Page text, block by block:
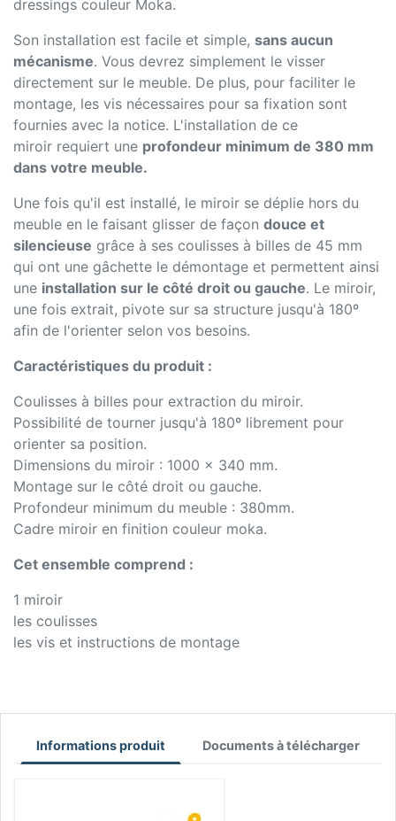
dressings couleur Moka.
Son installation est facile et simple, sans aucun
mécanisme. Vous devrez simplement le visser
directement sur le meuble. De plus, pour faciliter le
montage, les vis nécessaires pour sa fixation sont
fournies avec la notice. L'installation de ce
miroir requiert une profondeur minimum de 380 mm
dans votre meuble.
Une fois qu'il est installé, le miroir se déplie hors du
meuble en le faisant glisser de façon douce et
silencieuse grâce à ses coulisses à billes de 45 mm
qui ont une gâchette le démontage et permettent ainsi
une installation sur le côté droit ou gauche. Le miroir,
une fois extrait, pivote sur sa structure jusqu'à 180º
afin de l'orienter selon vos besoins.
Caractéristiques du produit :
Coulisses à billes pour extraction du miroir.
Possibilité de tourner jusqu'à 180º librement pour
orienter sa position.
Dimensions du miroir : 1000 x 340 mm.
Montage sur le côté droit ou gauche.
Profondeur minimum du meuble : 380mm.
Cadre miroir en finition couleur moka.
Cet ensemble comprend :
1 miroir
les coulisses
les vis et instructions de montage
Informations produit Documents à télécharger